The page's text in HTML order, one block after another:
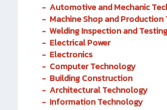
- Automotive and Mechanic
- Machine Shop and Production
- Welding Inspection and Testing
- Electrical Power
- Electronics
- Computer Technology
- Building Construction
- Architectural Technology
- Information Technology